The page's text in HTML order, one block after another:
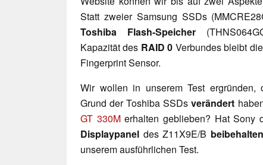
Statt zweier Samsung SSDs
Toshiba Flash-Speicher
Kapazität des RAID 0 Verbundes bleibt
Fingerprint Sensor.
Wir wollen in unserem Test ergründen,
Grund der Toshiba SSDsverändert
GT 330Merhalten geblieben? Hat Sony
Displaypanel des Z11X9E/B
unserem ausführlichen Test.